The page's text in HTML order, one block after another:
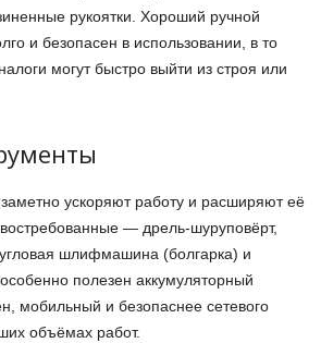
рукоятки. Хороший ручной
и безопасен в использовании, в то
могут быстро выйти из строя или
ускоряют работу и расширяют её
— дрель-шуруповёрт,
шлифмашина (болгарка) и
полезен аккумуляторный
мобильный и безопаснее сетевого
объёмах работ.